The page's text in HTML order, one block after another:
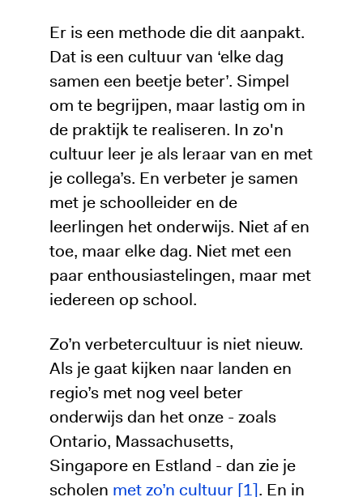
Er is een methode die dit aanpakt.
Dat is een cultuur van ‘elke dag
samen een beetje beter’. Simpel
om te begrijpen, maar lastig om in
de praktijk te realiseren. In zo'n
cultuur leer je als leraar van en met
je collega’s. En verbeter je samen
met je schoolleider en de
leerlingen het onderwijs. Niet af en
toe, maar elke dag. Niet met een
paar enthousiastelingen, maar met
iedereen op school.
Zo’n verbetercultuur is niet nieuw.
Als je gaat kijken naar landen en
regio’s met nog veel beter
onderwijs dan het onze - zoals
Ontario, Massachusetts,
Singapore en Estland - dan zie je
scholen met zo’n cultuur [1]. En in